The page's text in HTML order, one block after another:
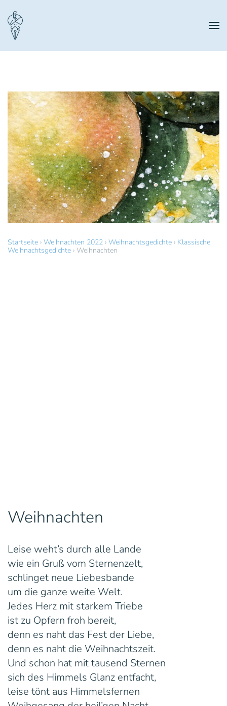
Zum Hauptinhalt springen
Startseite › Weihnachten 2022 › Weihnachtsgedichte › Klassische
Weihnachtsgedichte › Weihnachten
Weihnachten
Leise weht’s durch alle Lande
wie ein Gruß vom Sternenzelt,
schlinget neue Liebesbande
um die ganze weite Welt.
Jedes Herz mit starkem Triebe
ist zu Opfern froh bereit,
denn es naht das Fest der Liebe,
denn es naht die Weihnachtszeit.
Und schon hat mit tausend Sternen
sich des Himmels Glanz entfacht,
leise tönt aus Himmelsfernen